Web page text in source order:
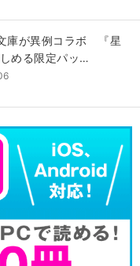
庫が異例コラボ 『星
める限定パッ…